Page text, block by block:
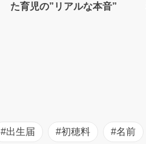
た育児の”リアルな本音”
#出生届 #初穂料 #名前